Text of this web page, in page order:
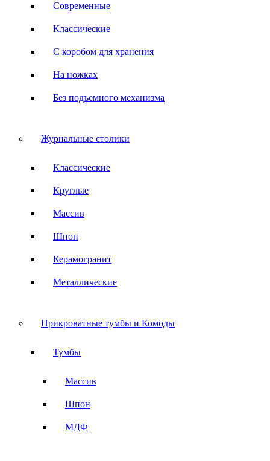
Современные
Классические
С коробом для хранения
На ножках
Без подъемного механизма
Журнальные столики
Классические
Круглые
Массив
Шпон
Керамогранит
Металлические
Прикроватные тумбы и Комоды
Тумбы
Массив
Шпон
МДФ